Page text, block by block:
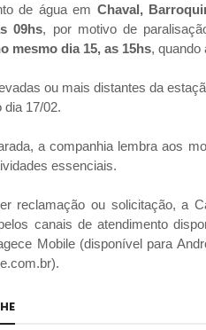
de água em Chaval,
09hs, por motivo de
mesmo dia 15, as 15hs, quando
ou mais distantes da
dia 17/02.
a companhia lembra aos
essenciais.
reclamação ou solicitação, a
canais de atendimento
Mobile (disponível para